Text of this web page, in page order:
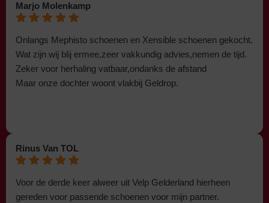
Marjo Molenkamp
Onlangs Mephisto schoenen en Xensible schoenen gekocht.
Wat zijn wij blij ermee,zeer vakkundig advies,nemen de tijd.
Zeker voor herhaling vatbaar,ondanks de afstand
Maar onze dochter woont vlakbij Geldrop.
Rinus Van TOL
Voor de derde keer alweer uit Velp Gelderland hierheen
gereden voor passende schoenen voor mijn partner.